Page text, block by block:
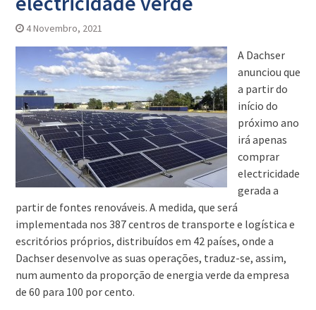
4 Novembro, 2021
A Dachser
anunciou que
a partir do
início do
próximo ano
irá apenas
comprar
electricidade
gerada a
partir de fontes renováveis. A medida, que será
implementada nos 387 centros de transporte e logística e
escritórios próprios, distribuídos em 42 países, onde a
Dachser desenvolve as suas operações, traduz-se, assim,
num aumento da proporção de energia verde da empresa
de 60 para 100 por cento.